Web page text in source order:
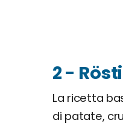
2 - Rösti
La ricetta
di patate,